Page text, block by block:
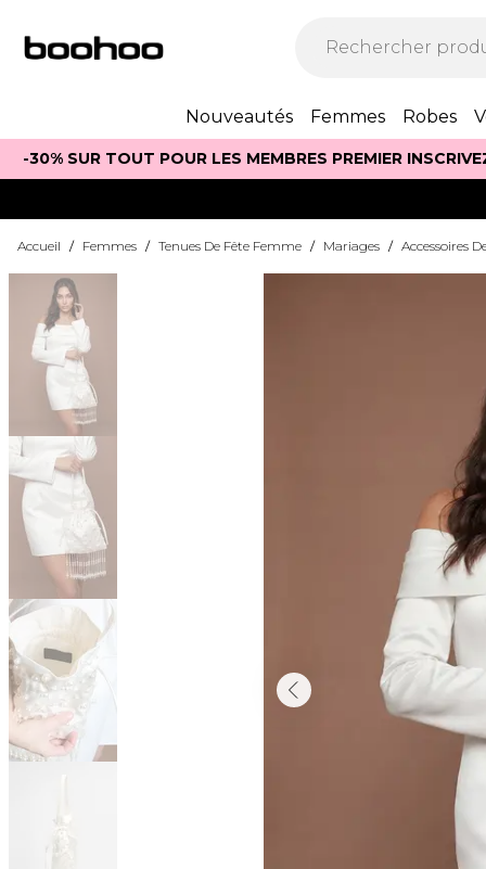
Nouveautés Femmes Robes
-30% SUR TOUT POUR LES MEMBRES PREMIER
Accueil / Femmes / Tenues De Fête Femme / Mariages / Accessoires